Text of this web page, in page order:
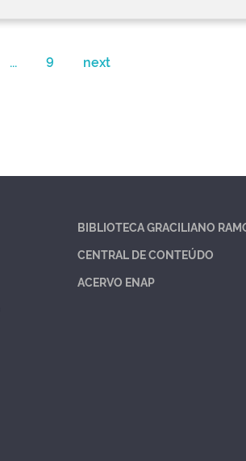
... 9 next
BIBLIOTECA GRACILIANO
CENTRAL DE CONTEÚDO
ACERVO ENAP